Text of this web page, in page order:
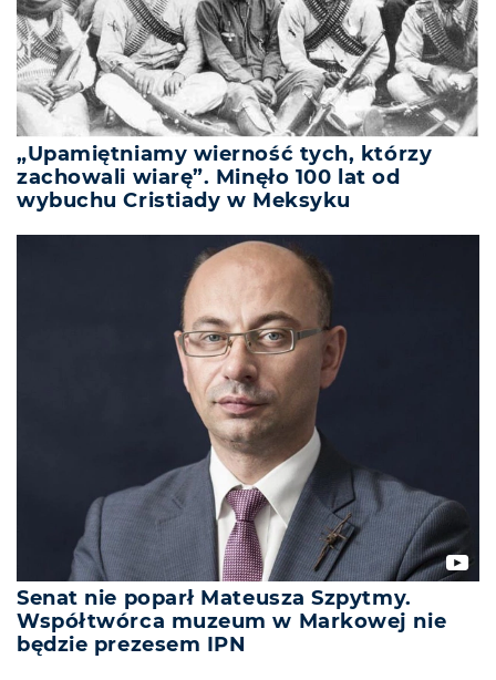
„Upamiętniamy wierność tych, którzy
zachowali wiarę”. Minęło 100 lat od
wybuchu Cristiady w Meksyku
Senat nie poparł Mateusza Szpytmy.
Współtwórca muzeum w Markowej nie
będzie prezesem IPN